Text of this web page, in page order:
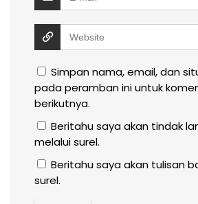
Simpan nama, email, dan
pada peramban ini untuk
berikutnya.
Beritahu saya akan tindak
melalui surel.
Beritahu saya akan tulisan
surel.